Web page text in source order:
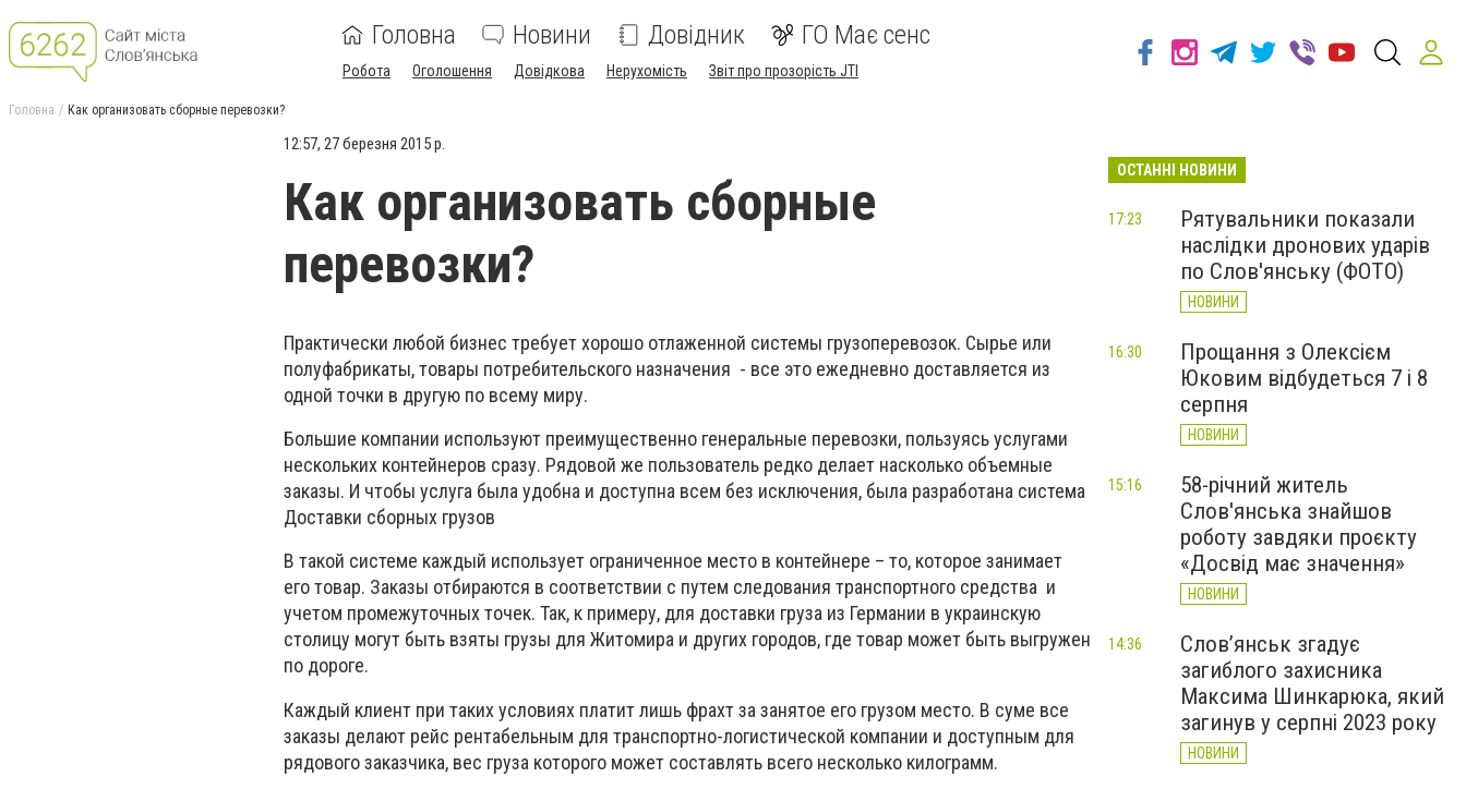
Головна Новини Довідник ГО Має сенс
Робота Оголошення Довідкова Нерухомість Звіт про прозорість JTI
Головна Как организовать сборные перевозки?
12:57, 27 березня 2015 р.
Как организовать сборные
перевозки?
Практически любой бизнес требует хорошо отлаженной системы грузоперевозок. Сырье или
полуфабрикаты, товары потребительского назначения - все это ежедневно доставляется из
одной точки в другую по всему миру.
Большие компании используют преимущественно генеральные перевозки, пользуясь услугами
нескольких контейнеров сразу. Рядовой же пользователь редко делает насколько объемные
заказы. И чтобы услуга была удобна и доступна всем без исключения, была разработана система
Доставки сборных грузов
В такой системе каждый использует ограниченное место в контейнере – то, которое занимает
его товар. Заказы отбираются в соответствии с путем следования транспортного средства и
учетом промежуточных точек. Так, к примеру, для доставки груза из Германии в украинскую
столицу могут быть взяты грузы для Житомира и других городов, где товар может быть выгружен
по дороге.
Каждый клиент при таких условиях платит лишь фрахт за занятое его грузом место. В суме все
заказы делают рейс рентабельным для транспортно-логистической компании и доступным для
рядового заказчика, вес груза которого может составлять всего несколько килограмм.
ОСТАННІ НОВИНИ
Рятувальники показали
наслідки дронових ударів
по Слов'янську (ФОТО)
НОВИНИ
17:23
Прощання з Олексієм
Юковим відбудеться 7 і 8
серпня
НОВИНИ
16:30
58-річний житель
Слов'янська знайшов
роботу завдяки проєкту
«Досвід має значення»
НОВИНИ
15:16
Слов’янськ згадує
загиблого захисника
Максима Шинкарюка, який
загинув у серпні 2023 року
НОВИНИ
14:36